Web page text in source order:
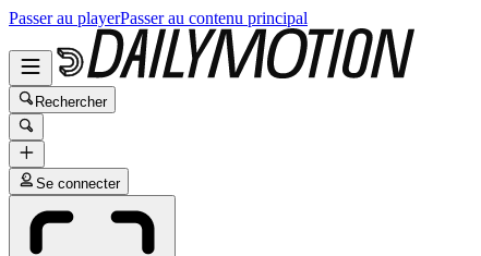
Passer au playerPasser au contenu principal
Rechercher
Se connecter